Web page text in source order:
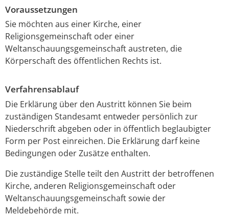
Voraussetzungen
Sie möchten aus einer Kirche, einer
Religionsgemeinschaft oder einer
Weltanschauungsgemeinschaft austreten, die
Körperschaft des öffentlichen Rechts ist.
Verfahrensablauf
Die Erklärung über den Austritt können Sie beim
zuständigen Standesamt entweder persönlich zur
Niederschrift abgeben oder in öffentlich beglaubigter
Form per Post einreichen. Die Erklärung darf keine
Bedingungen oder Zusätze enthalten.
Die zuständige Stelle teilt den Austritt der betroffenen
Kirche, anderen Religionsgemeinschaft oder
Weltanschauungsgemeinschaft sowie der
Meldebehörde mit.